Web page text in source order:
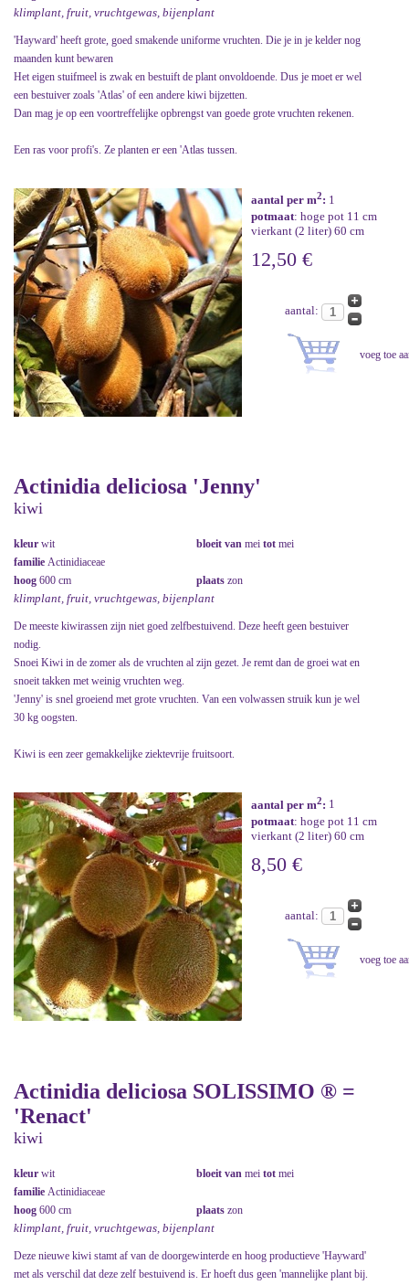
klimplant, fruit, vruchtgewas, bijenplant
'Hayward' heeft grote, goed smakende uniforme vruchten. Die je in je kelder nog
maanden kunt bewaren
Het eigen stuifmeel is zwak en bestuift de plant onvoldoende. Dus je moet er wel
een bestuiver zoals 'Atlas' of een andere kiwi bijzetten.
Dan mag je op een voortreffelijke opbrengst van goede grote vruchten rekenen.
Een ras voor profi's. Ze planten er een 'Atlas tussen.
aantal per m2: 1
potmaat: hoge pot 11 cm
vierkant (2 liter) 60 cm
12,50 €
aantal:
Actinidia deliciosa 'Jenny'
kiwi
kleur wit bloeit van mei tot mei
familie Actinidiaceae
hoog 600 cm plaats zon
klimplant, fruit, vruchtgewas, bijenplant
De meeste kiwirassen zijn niet goed zelfbestuivend. Deze heeft geen bestuiver
nodig.
Snoei Kiwi in de zomer als de vruchten al zijn gezet. Je remt dan de groei wat en
snoeit takken met weinig vruchten weg.
'Jenny' is snel groeiend met grote vruchten. Van een volwassen struik kun je wel
30 kg oogsten.
Kiwi is een zeer gemakkelijke ziektevrije fruitsoort.
aantal per m2: 1
potmaat: hoge pot 11 cm
vierkant (2 liter) 60 cm
8,50 €
aantal:
Actinidia deliciosa SOLISSIMO ® =
'Renact'
kiwi
kleur wit bloeit van mei tot mei
familie Actinidiaceae
hoog 600 cm plaats zon
klimplant, fruit, vruchtgewas, bijenplant
Deze nieuwe kiwi stamt af van de doorgewinterde en hoog productieve 'Hayward'
met als verschil dat deze zelf bestuivend is. Er hoeft dus geen 'mannelijke plant bij.